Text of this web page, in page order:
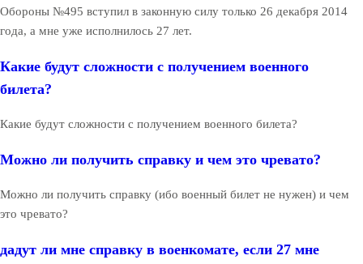
Обороны №495 вступил в законную силу только 26 декабря 2014
года, а мне уже исполнилось 27 лет.
Какие будут сложности с получением военного
билета?
Какие будут сложности с получением военного билета?
Можно ли получить справку и чем это чревато?
Можно ли получить справку (ибо военный билет не нужен) и чем
это чревато?
дадут ли мне справку в военкомате, если 27 мне